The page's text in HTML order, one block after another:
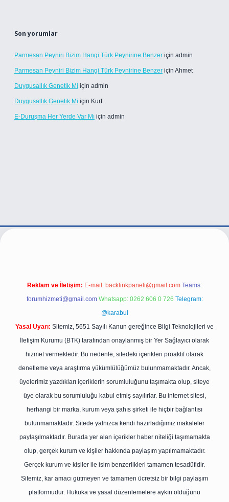
Son yorumlar
Parmesan Peyniri Bizim Hangi Türk Peynirine Benzer için admin
Parmesan Peyniri Bizim Hangi Türk Peynirine Benzer için Ahmet
Duygusallık Genetik Mi için admin
Duygusallık Genetik Mi için Kurt
E-Duruşma Her Yerde Var Mı için admin
Reklam ve İletişim: E-mail: backlinkpaneli@gmail.com Teams:
forumhizmeti@gmail.com Whatsapp: 0262 606 0 726 Telegram:
@karabul
Yasal Uyarı: Sitemiz, 5651 Sayılı Kanun gereğince Bilgi Teknolojileri ve
İletişim Kurumu (BTK) tarafından onaylanmış bir Yer Sağlayıcı olarak
hizmet vermektedir. Bu nedenle, sitedeki içerikleri proaktif olarak
denetleme veya araştırma yükümlülüğümüz bulunmamaktadır. Ancak,
üyelerimiz yazdıkları içeriklerin sorumluluğunu taşımakta olup, siteye
üye olarak bu sorumluluğu kabul etmiş sayılırlar. Bu internet sitesi,
herhangi bir marka, kurum veya şahıs şirketi ile hiçbir bağlantısı
bulunmamaktadır. Sitede yalnızca kendi hazırladığımız makaleler
paylaşılmaktadır. Burada yer alan içerikler haber niteliği taşımamakta
olup, gerçek kurum ve kişiler hakkında paylaşım yapılmamaktadır.
Gerçek kurum ve kişiler ile isim benzerlikleri tamamen tesadüfidir.
Sitemiz, kar amacı gütmeyen ve tamamen ücretsiz bir bilgi paylaşım
platformudur. Hukuka ve yasal düzenlemelere aykırı olduğunu